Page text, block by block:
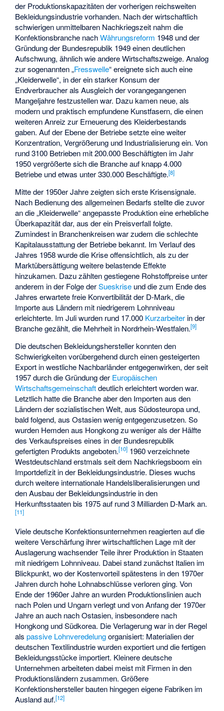
der Produktionskapazitäten der vorherigen reichsweiten
Bekleidungsindustrie vorhanden. Nach der wirtschaftlich
schwierigen unmittelbaren Nachkriegszeit nahm die
Konfektionsbranche nachWährungsreform 1948 und der
Gründung der Bundesrepublik 1949 einen deutlichen
Aufschwung, ähnlich wie andere Wirtschaftszweige. Analog
zur sogenannten „Fresswelle“ ereignete sich auch eine
„Kleiderwelle“, in der ein starker Konsum der
Endverbraucher als Ausgleich der vorangegangenen
Mangeljahre festzustellen war. Dazu kamen neue, als
modern und praktisch empfundene Kunstfasern, die einen
weiteren Anreiz zur Erneuerung des Kleiderbestands
gaben. Auf der Ebene der Betriebe setzte eine weiter
Konzentration, Vergrößerung und Industrialisierung ein. Von
rund 3100 Betrieben mit 200.000 Beschäftigten im Jahr
1950 vergrößerte sich die Branche auf knapp 4.000
Betriebe und etwas unter 330.000 Beschäftigte.[8]
Mitte der 1950er Jahre zeigten sich erste Krisensignale.
Nach Bedienung des allgemeinen Bedarfs stellte die zuvor
an die „Kleiderwelle“ angepasste Produktion eine erhebliche
Überkapazität dar, aus der ein Preisverfall folgte.
Zumindest in Branchenkreisen war zudem die schlechte
Kapitalausstattung der Betriebe bekannt. Im Verlauf des
Jahres 1958 wurde die Krise offensichtlich, als zu der
Marktübersättigung weitere belastende Effekte
hinzukamen. Dazu zählten gestiegene Rohstoffpreise unter
anderem in der Folge derSueskrise und die zum Ende des
Jahres erwartete freie Konvertibilität der D-Mark, die
Importe aus Ländern mit niedrigerem Lohnniveau
erleichterte. Im Juli wurden rund 17.000 Kurzarbeiter in der
Branche gezählt, die Mehrheit in Nordrhein-Westfalen.[9]
Die deutschen Bekleidungshersteller konnten den
Schwierigkeiten vorübergehend durch einen gesteigerten
Export in westliche Nachbarländer entgegenwirken, der seit
1957 durch die Gründung der Europäischen
Wirtschaftsgemeinschaftdeutlich erleichtert worden war.
Letztlich hatte die Branche aber den Importen aus den
Ländern der sozialistischen Welt, aus Südosteuropa und,
bald folgend, aus Ostasien wenig entgegenzusetzen. So
wurden Hemden aus Hongkong zu weniger als der Hälfte
des Verkaufspreises eines in der Bundesrepublik
gefertigten Produkts angeboten.[10] 1960 verzeichnete
Westdeutschland erstmals seit dem Nachkriegsboom ein
Importdefizit in der Bekleidungsindustrie. Dieses wuchs
durch weitere internationale Handelsliberalisierungen und
den Ausbau der Bekleidungsindustrie in den
Herkunftsstaaten bis 1975 auf rund 3 Milliarden D-Mark an.
[11]
Viele deutsche Konfektionsunternehmen reagierten auf die
weitere Verschärfung ihrer wirtschaftlichen Lage mit der
Auslagerung wachsender Teile ihrer Produktion in Staaten
mit niedrigem Lohnniveau. Dabei stand zunächst Italien im
Blickpunkt, wo der Kostenvorteil spätestens in den 1970er
Jahren durch hohe Lohnabschlüsse verloren ging. Von
Ende der 1960er Jahre an wurden Produktionslinien auch
nach Polen und Ungarn verlegt und von Anfang der 1970er
Jahre an auch nach Ostasien, insbesondere nach
Hongkong und Südkorea. Die Verlagerung war in der Regel
alspassive Lohnveredelungorganisiert: Materialien der
deutschen Textilindustrie wurden exportiert und die fertigen
Bekleidungsstücke importiert. Kleinere deutsche
Unternehmen arbeiteten dabei meist mit Firmen in den
Produktionsländern zusammen. Größere
Konfektionshersteller bauten hingegen eigene Fabriken im
Ausland auf.[12]